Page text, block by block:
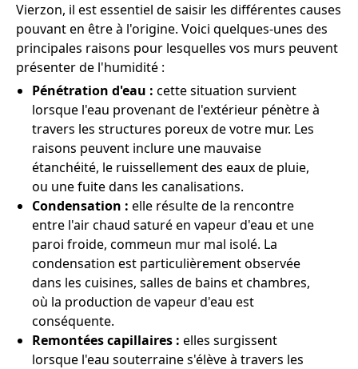
Vierzon, il est essentiel de saisir les différentes causes
pouvant en être à l'origine. Voici quelques-unes des
principales raisons pour lesquelles vos murs peuvent
présenter de l'humidité :
Pénétration d'eau : cette situation survient
lorsque l'eau provenant de l'extérieur pénètre à
travers les structures poreux de votre mur. Les
raisons peuvent inclure une mauvaise
étanchéité, le ruissellement des eaux de pluie,
ou une fuite dans les canalisations.
Condensation : elle résulte de la rencontre
entre l'air chaud saturé en vapeur d'eau et une
paroi froide, commeun mur mal isolé. La
condensation est particulièrement observée
dans les cuisines, salles de bains et chambres,
où la production de vapeur d'eau est
conséquente.
Remontées capillaires : elles surgissent
lorsque l'eau souterraine s'élève à travers les